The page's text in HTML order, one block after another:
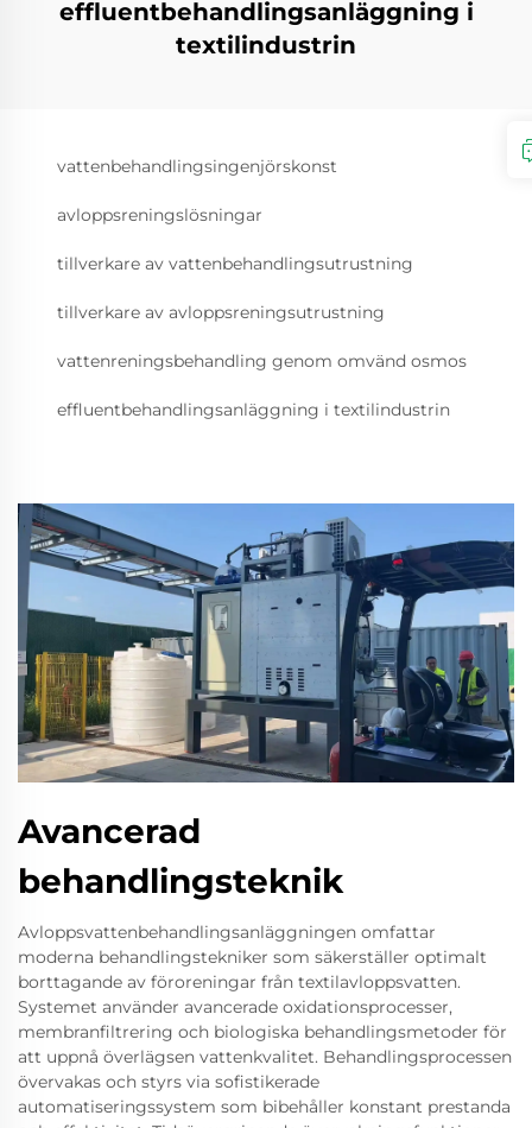
effluentbehandlingsanläggning i
textilindustrin
vattenbehandlingsingenjörskonst
avloppsreningslösningar
tillverkare av vattenbehandlingsutrustning
tillverkare av avloppsreningsutrustning
vattenreningsbehandling genom omvänd osmos
effluentbehandlingsanläggning i textilindustrin
Avancerad
behandlingsteknik
Avloppsvattenbehandlingsanläggningen omfattar
moderna behandlingstekniker som säkerställer optimalt
borttagande av föroreningar från textilavloppsvatten.
Systemet använder avancerade oxidationsprocesser,
membranfiltrering och biologiska behandlingsmetoder för
att uppnå överlägsen vattenkvalitet. Behandlingsprocessen
övervakas och styrs via sofistikerade
automatiseringssystem som bibehåller konstant prestanda